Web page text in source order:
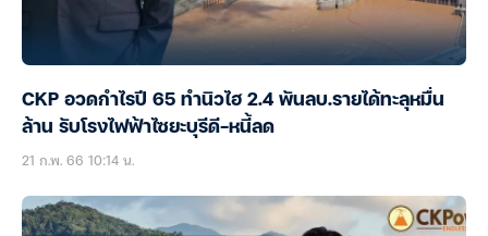
CKP อวดกำไรปี 65 ทำนิวไฮ 2.4 พันลบ.รายได้ทะลุหมื่น
ล้าน รับโรงไฟฟ้าไซยะบุรีดี-หนี้ลด
21 ก.พ. 66 10:14 น.